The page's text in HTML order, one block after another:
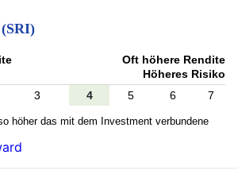
Oft höhere Rendite
Höheres Risiko
3 4 5 6 7
höher das mit dem Investment verbundene